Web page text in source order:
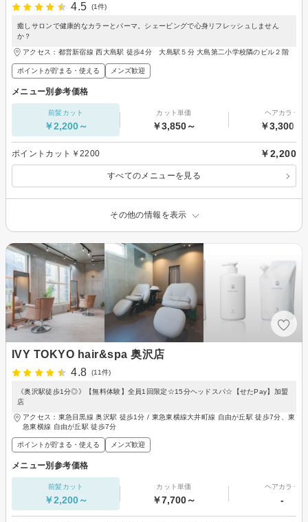
4.5
(1件)
癒しサロンで健康的なカラーとパーマ。シェービングで心身リフレッシュしません
か？
アクセス：都営新宿線 西大島駅 徒歩4分 大島駅５分 大島第二小学校隣のビル２階
ポイントが貯まる・使える メンズ歓迎
メニュー別参考価格
前髪カット
￥2,200～
カット単価
￥3,850～
ヘアカラー
￥3,300～
ポイントカット￥2200 ￥2,200
すべてのメニューを見る
その他の情報を表示
IVY TOKYO hair&spa 奥沢店
4.8
(11件)
《奥沢駅徒歩1分◎》【無料体験】全員1回限定☆15分ヘッドスパ☆【せたPay】加盟
店
アクセス：東急目黒線 奥沢駅 徒歩1分 / 東急東横線大井町線 自由が丘駅 徒歩7分、東
急東横線 自由が丘駅 徒歩7分
ポイントが貯まる・使える メンズ歓迎
メニュー別参考価格
前髪カット
￥2,200～
カット単価
￥7,700～
ヘアカラー
-